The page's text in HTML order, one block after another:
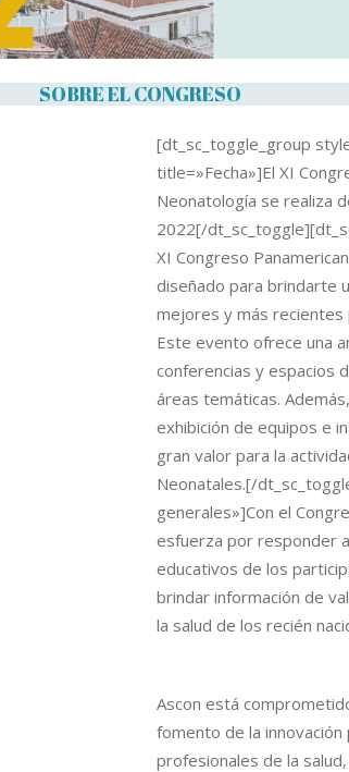
SOBRE EL CONGRESO
[dt_sc_toggle_group
title=»Fecha»]El XI
Neonatología se realiza
2022[/
XI Congreso
diseñado para brindarte
mejores y más recientes
Este evento ofrece una
conferencias y espacios
áreas temáticas.
exhibición de equipos e
gran valor para la
Neonatales.[/
generales»]Con el
esfuerza por responder
educativos de los
brindar información de
la salud de los recién
Ascon está
fomento de la
profesionales de la